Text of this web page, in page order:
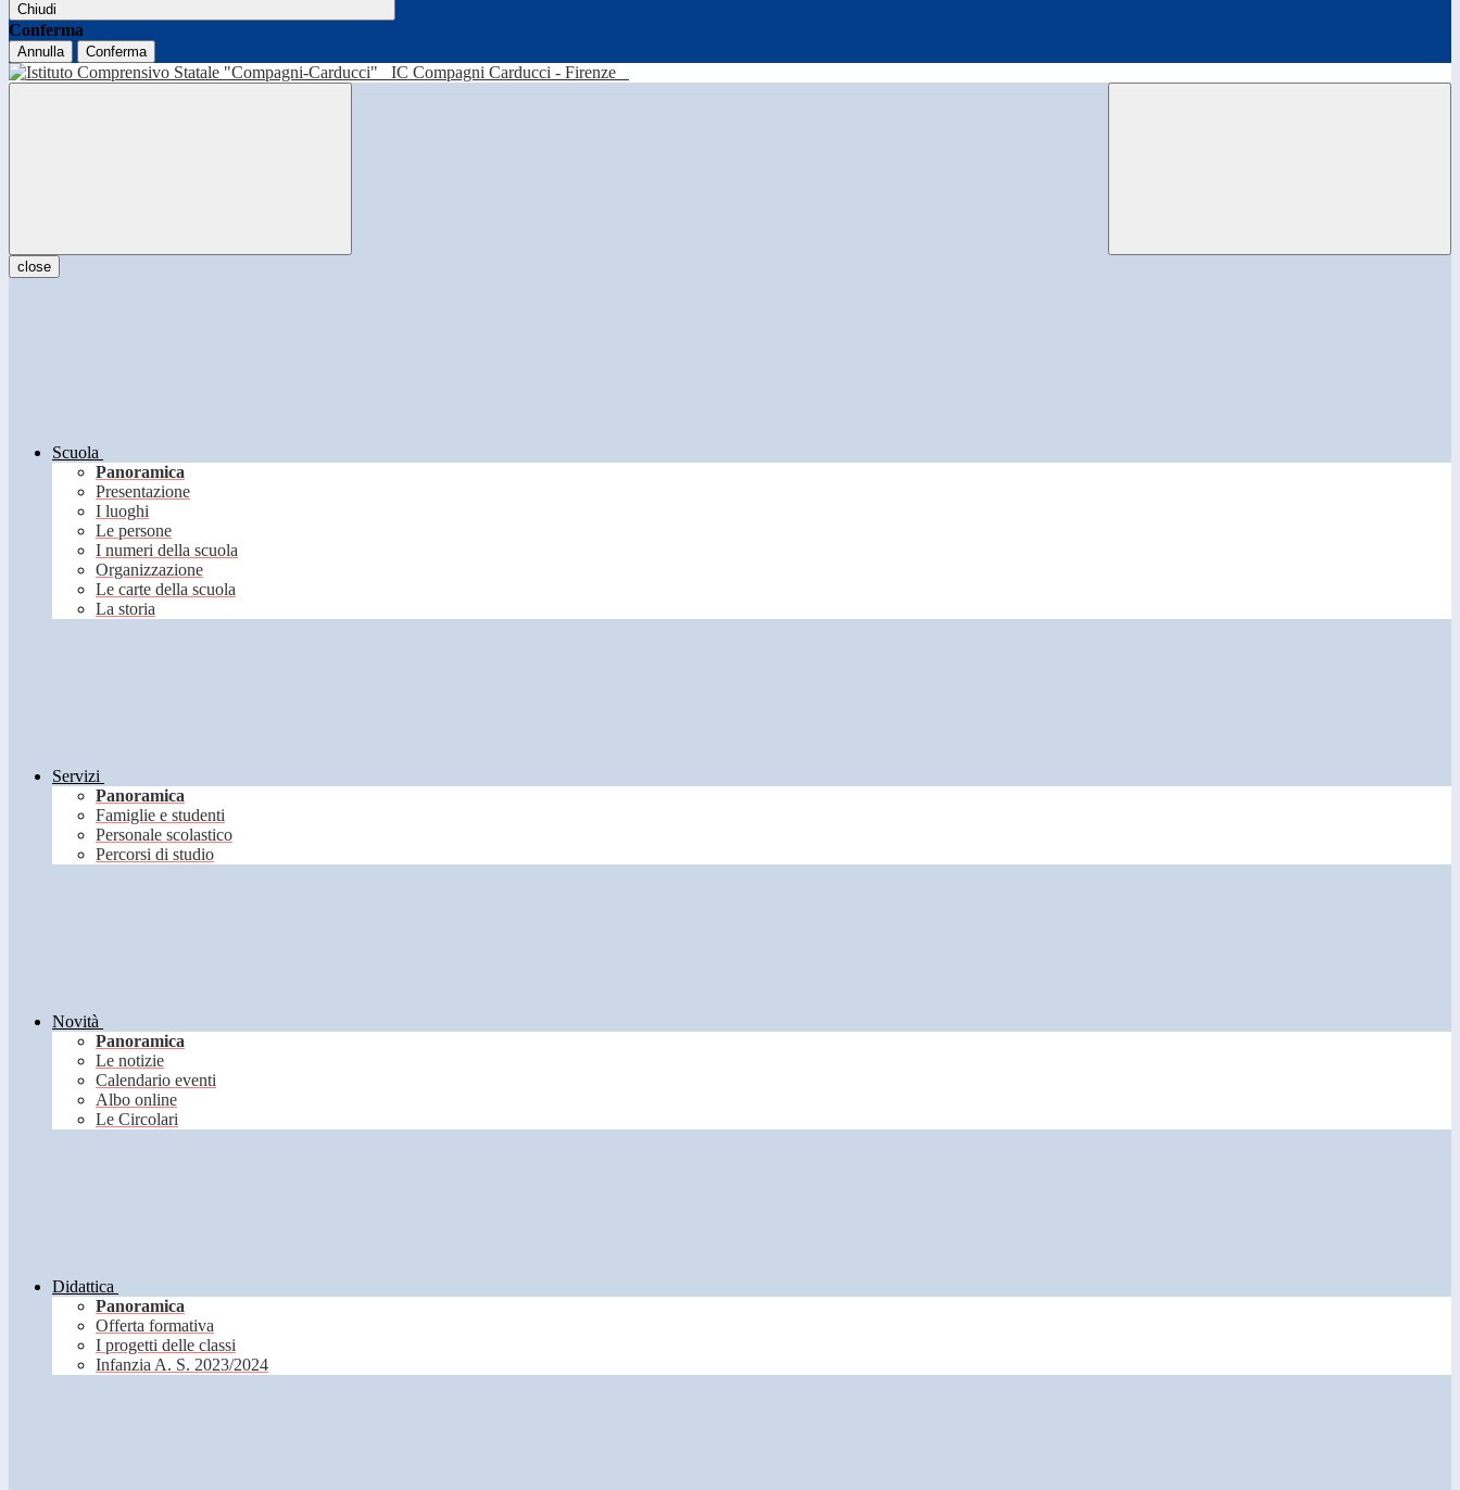
Chiudi
Conferma
Annulla Conferma
IC Compagni Carducci - Firenze
close
Scuola
Panoramica
Presentazione
I luoghi
Le persone
I numeri della scuola
Organizzazione
Le carte della scuola
La storia
Servizi
Panoramica
Famiglie e studenti
Personale scolastico
Percorsi di studio
Novità
Panoramica
Le notizie
Calendario eventi
Albo online
Le Circolari
Didattica
Panoramica
Offerta formativa
I progetti delle classi
Infanzia A. S. 2023/2024